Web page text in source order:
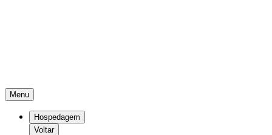
Menu
Hospedagem
Voltar